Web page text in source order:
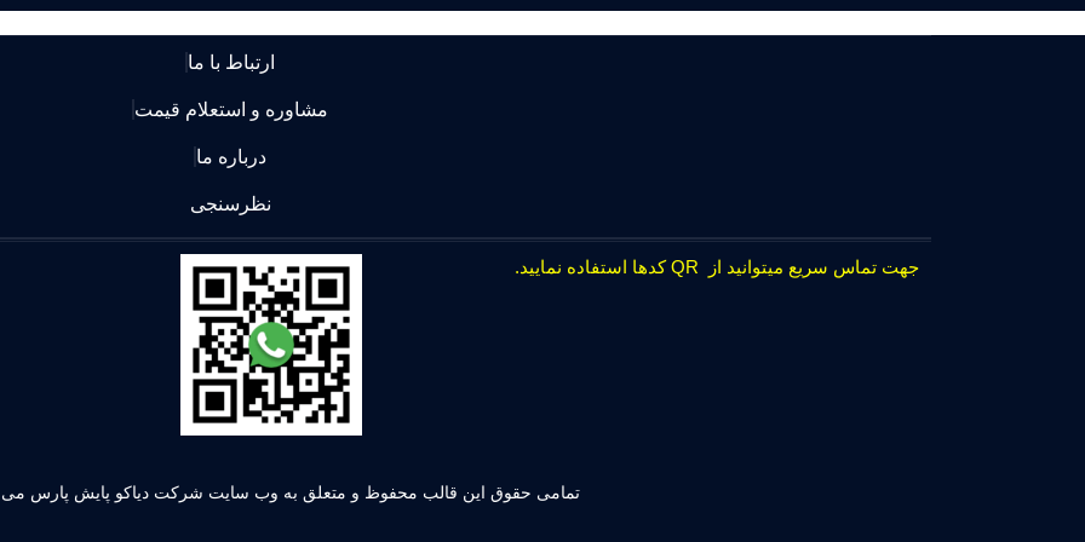
ارتباط با ما
مشاوره و استعلام قیمت
درباره ما
نظرسنجی
جهت تماس سریع میتوانید از QR کدها استفاده نمایید.
تمامی حقوق این قالب محفوظ و متعلق به وب سایت شرکت دیاکو پایش پارس می